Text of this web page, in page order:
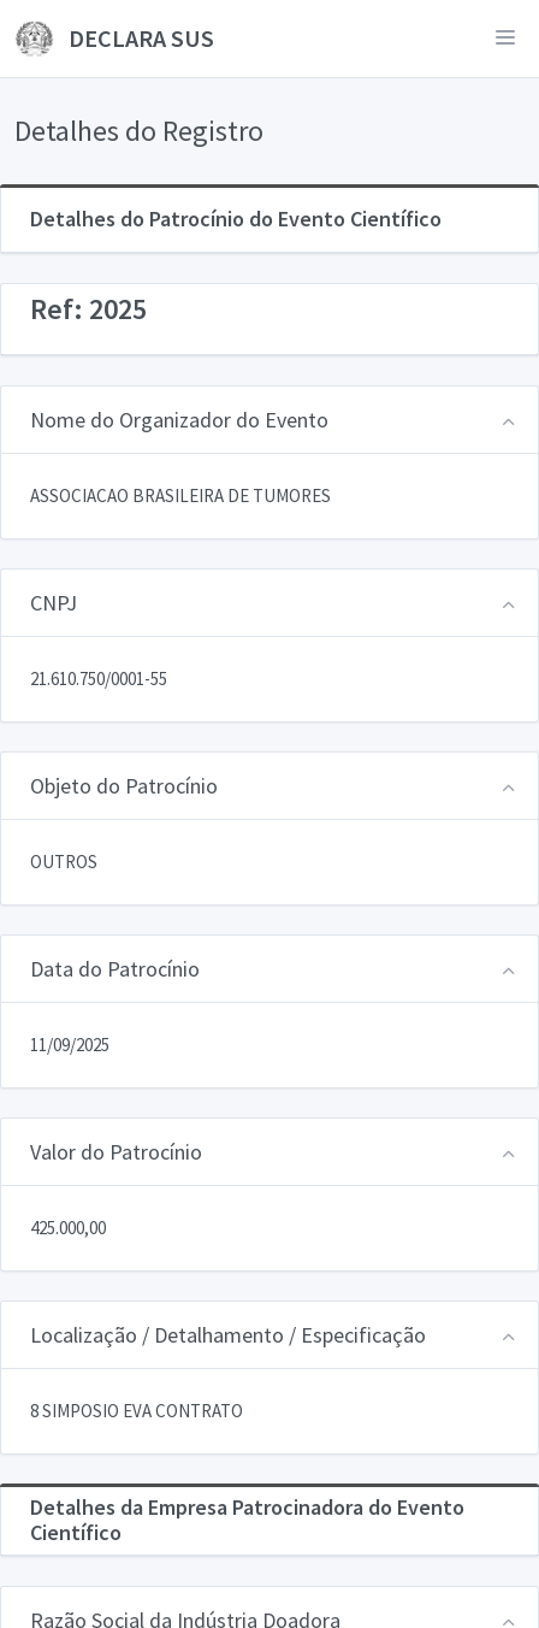
DECLARA SUS
Detalhes do Registro
Detalhes do Patrocínio do Evento Científico
Ref: 2025
Nome do Organizador do Evento
ASSOCIACAO BRASILEIRA DE TUMORES
CNPJ
21.610.750/0001-55
Objeto do Patrocínio
OUTROS
Data do Patrocínio
11/09/2025
Valor do Patrocínio
425.000,00
Localização / Detalhamento / Especificação
8 SIMPOSIO EVA CONTRATO
Detalhes da Empresa Patrocinadora do Evento
Científico
Razão Social da Indústria Doadora